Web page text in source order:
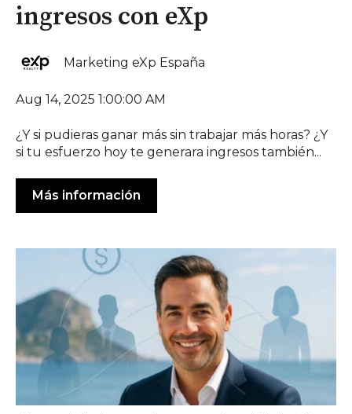
ingresos con eXp
Marketing eXp España
Aug 14, 2025 1:00:00 AM
¿Y si pudieras ganar más sin trabajar más horas? ¿Y
si tu esfuerzo hoy te generara ingresos también...
Más información